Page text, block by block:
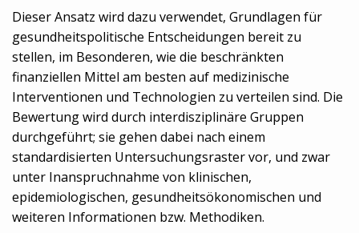
Dieser Ansatz wird dazu verwendet, Grundlagen für
gesundheitspolitische Entscheidungen bereit zu
stellen, im Besonderen, wie die beschränkten
finanziellen Mittel am besten auf medizinische
Interventionen und Technologien zu verteilen sind. Die
Bewertung wird durch interdisziplinäre Gruppen
durchgeführt; sie gehen dabei nach einem
standardisierten Untersuchungsraster vor, und zwar
unter Inanspruchnahme von klinischen,
epidemiologischen, gesundheitsökonomischen und
weiteren Informationen bzw. Methodiken.